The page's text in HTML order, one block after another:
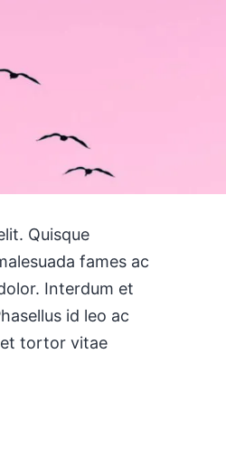
Quisque
fames ac
Interdum et
id leo ac
et tortor vitae